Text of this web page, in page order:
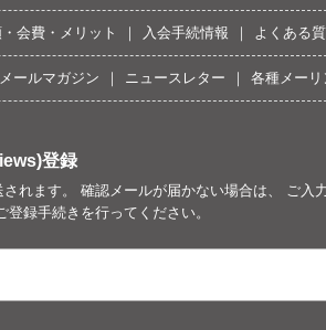
会費・メリット 入会手続情報 よくある
メールマガジン ニュースレター 各種メーリ
登録
れます。 確認メールが届かない場合は、 ご入
録手続きを行ってください。